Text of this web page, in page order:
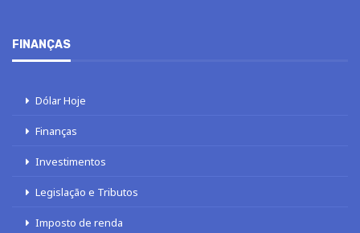
FINANÇAS
Dólar Hoje
Finanças
Investimentos
Legislação e Tributos
Imposto de renda